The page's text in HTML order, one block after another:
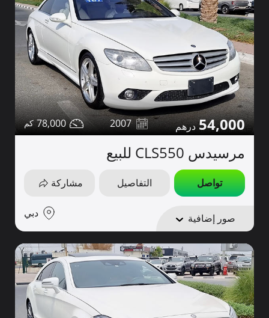
54,000
2007
78,000
مرسيدس CLS550 للبيع
تواصل التفاصيل مشاركة
صور إضافية دبي